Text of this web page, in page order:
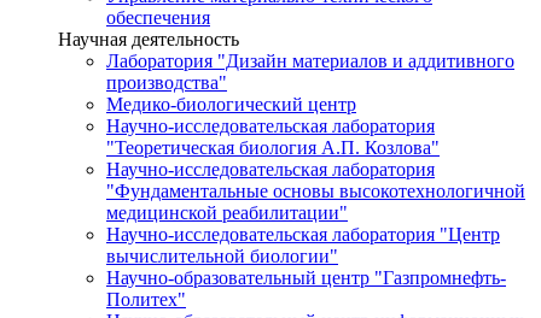
обеспечения
Научная деятельность
Лаборатория "Дизайн материалов и аддитивного
производства"
Медико-биологический центр
Научно-исследовательская лаборатория
"Теоретическая биология А.П. Козлова"
Научно-исследовательская лаборатория
"Фундаментальные основы высокотехнологичной
медицинской реабилитации"
Научно-исследовательская лаборатория "Центр
вычислительной биологии"
Научно-образовательный центр "Газпромнефть-
Политех"